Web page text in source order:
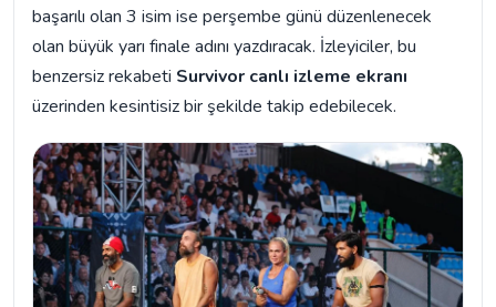
başarılı olan 3 isim ise perşembe günü düzenlenecek
olan büyük yarı finale adını yazdıracak. İzleyiciler, bu
benzersiz rekabeti Survivor canlı izleme ekranı
üzerinden kesintisiz bir şekilde takip edebilecek.